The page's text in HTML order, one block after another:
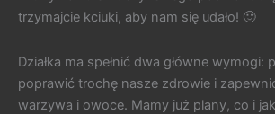
trzymajcie kciuki, aby nam się udało! 🙂
Działka ma spełnić dwa główne wymogi:
poprawić trochę nasze zdrowie i
warzywa i owoce. Mamy już plany, co i